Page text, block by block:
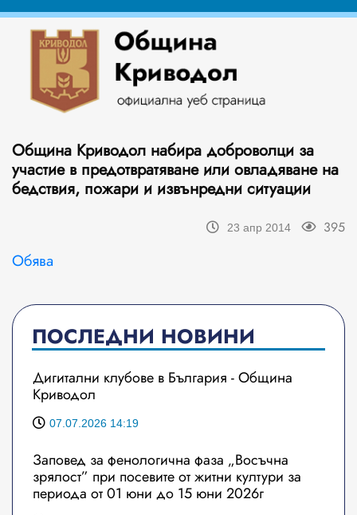
Община Криводол набира доброволци за
участие в предотвратяване или овладяване на
бедствия, пожари и извънредни ситуации
23 апр 2014 395
Обява
ПОСЛЕДНИ НОВИНИ
Дигитални клубове в България - Община
Криводол
07.07.2026 14:19
Заповед за фенологична фаза „Восъчна
зрялост” при посевите от житни култури за
периода от 01 юни до 15 юни 2026г